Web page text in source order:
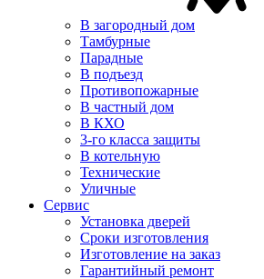
В загородный дом
Тамбурные
Парадные
В подъезд
Противопожарные
В частный дом
В КХО
3-го класса защиты
В котельную
Технические
Уличные
Сервис
Установка дверей
Сроки изготовления
Изготовление на заказ
Гарантийный ремонт